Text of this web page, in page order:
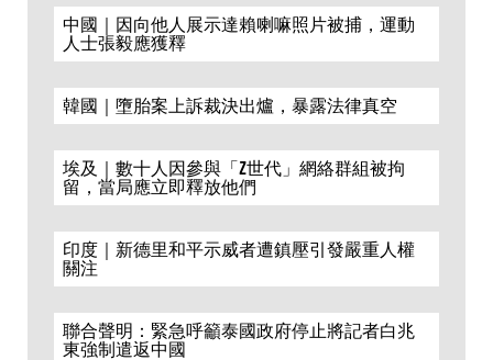
中國｜因向他人展示達賴喇嘛照片被捕，運動
人士張毅應獲釋
韓國｜墮胎案上訴裁決出爐，暴露法律真空
埃及｜數十人因參與「Z世代」網絡群組被拘
留，當局應立即釋放他們
印度｜新德里和平示威者遭鎮壓引發嚴重人權
關注
聯合聲明：緊急呼籲泰國政府停止將記者白兆
東強制遣返中國